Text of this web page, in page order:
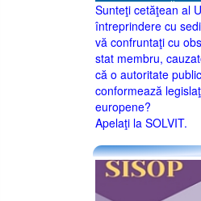
Sunteţi cetăţean al
întreprindere cu
vă confruntaţi cu
stat membru,
că o autoritate
conformează
europene?
Apelaţi la SOLVIT.